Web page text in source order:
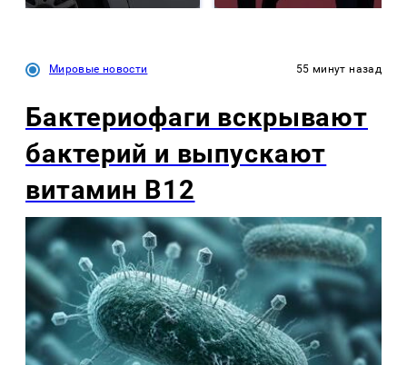
Мировые новости 55 минут назад
Бактериофаги вскрывают
бактерий и выпускают
витамин B12